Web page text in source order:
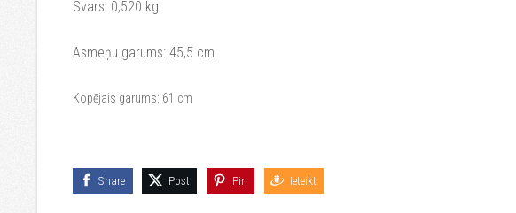
Svars: 0,520 kg
Asmeņu garums: 45,5 cm
Kopējais garums: 61 cm
Share Post Pin Ieteikt